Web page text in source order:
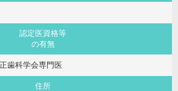
認定医資格等
の有無
歯科学会専門医
住所